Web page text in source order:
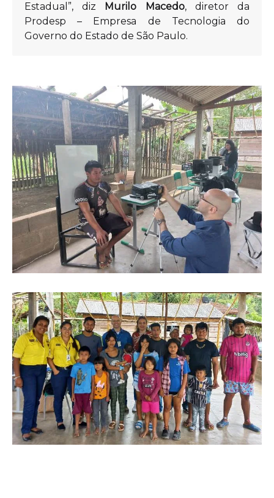
Estadual”, diz
Murilo Macedo, diretor da
Prodesp – Empresa de Tecnologia do
Governo do Estado de São Paulo.